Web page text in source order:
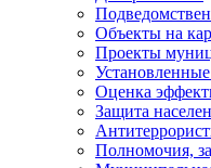
Объекты на
Проекты
Оценка
Защита
Полномочия,